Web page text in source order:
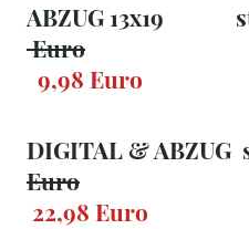
ABZUG
Euro
9,98 Euro
DIGITAL &
Euro
22,98 Euro